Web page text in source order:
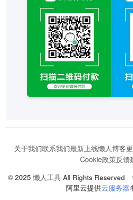
关于我们联系我们最新上线懒人博客
Cookie政策反馈
© 2025懒人工具 All Rights Reserved
阿里云提供云服务器